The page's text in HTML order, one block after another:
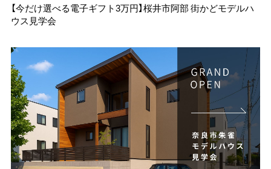
【今だけ選べる電子ギフト3万円】桜井市阿部 街かどモデルハ
ウス見学会